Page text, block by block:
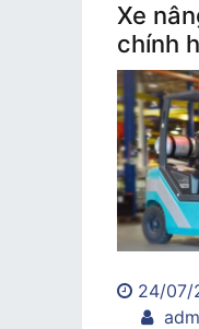
Xe
chính
24/07/
trong